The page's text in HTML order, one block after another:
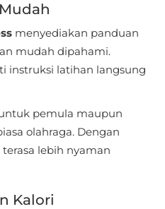
menyediakan panduan
mudah dipahami.
instruksi latihan langsung
pemula maupun
olahraga. Dengan
lebih nyaman
Kalori